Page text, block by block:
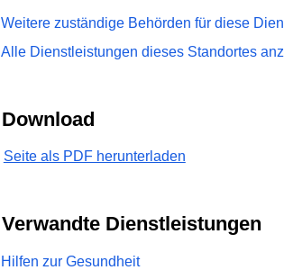
Weitere zuständige Behörden für diese
Alle Dienstleistungen dieses Standortes
Download
Seite als PDF herunterladen
Verwandte Dienstleistungen
Hilfen zur Gesundheit